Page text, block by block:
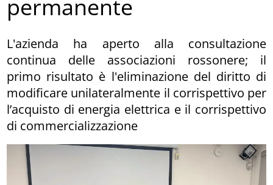
permanente
L'azienda ha aperto alla consultazione
continua delle associazioni rossonere; il
primo risultato è l'eliminazione del diritto di
modificare unilateralmente il corrispettivo per
l’acquisto di energia elettrica e il corrispettivo
di commercializzazione